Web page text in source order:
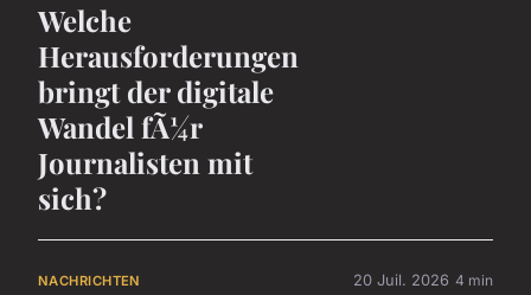
Welche
Herausforderungen
bringt der digitale
Wandel fÃ¼r
Journalisten mit
sich?
NACHRICHTEN 20 Juil. 2026 4 min